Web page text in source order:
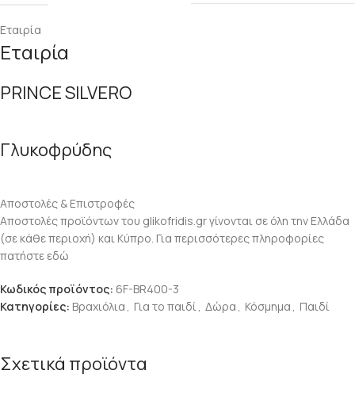
Εταιρία
Εταιρία
PRINCE SILVERO
Γλυκοφρύδης
Αποστολές & Επιστροφές
Αποστολές προϊόντων του glikofridis.gr γίνονται σε όλη την Ελλάδα
(σε κάθε περιοχή) και Κύπρο. Για περισσότερες πληροφορίες
πατήστε εδώ
Κωδικός προϊόντος: 6F-BR400-3
Κατηγορίες: Βραχιόλια , Για το παιδί, Δώρα , Κόσμημα , Παιδί
Σχετικά προϊόντα